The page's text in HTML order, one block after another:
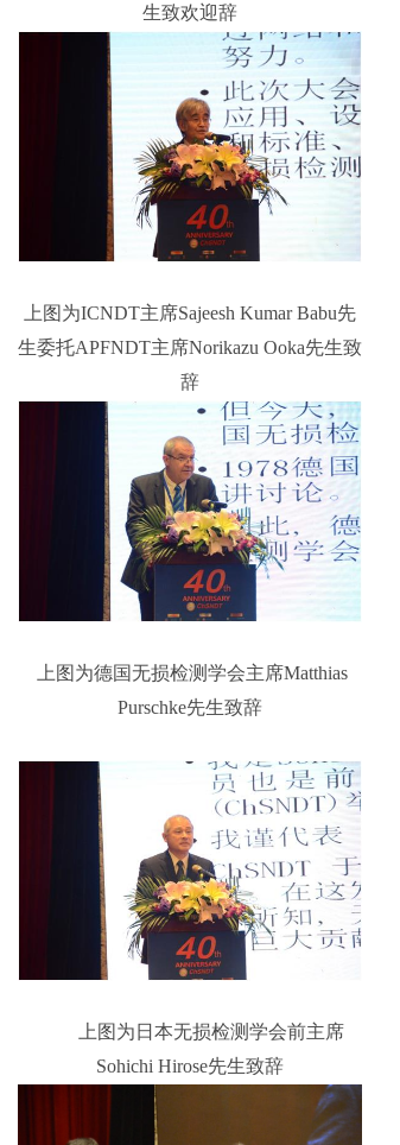
生致欢迎辞
上图为ICNDT主席Sajeesh Kumar Babu先
生委托APFNDT主席Norikazu Ooka先生致
辞
上图为德国无损检测学会主席Matthias
Purschke先生致辞
上图为日本无损检测学会前主席
Sohichi Hirose先生致辞